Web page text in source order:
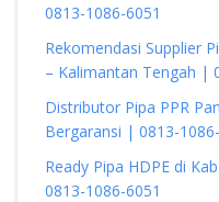
0813-1086-6051
Rekomendasi Supplier
– Kalimantan Tengah |
Distributor Pipa PPR
Bergaransi | 0813-
Ready Pipa HDPE di
0813-1086-6051